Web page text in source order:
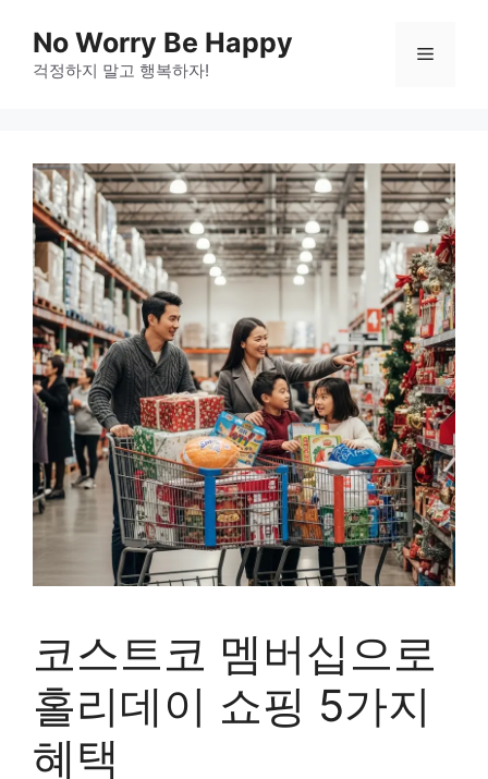
content
No Worry Be Happy
걱정하지 말고 행복하자!
Menu
코스트코 멤버십으로
홀리데이 쇼핑 5가지
혜택